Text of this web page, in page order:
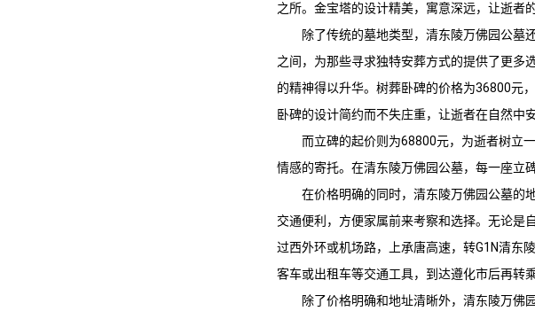
之所。金宝塔的设计精美，寓意深远，让逝者
除了传统的墓地类型， 清东陵万佛园公墓
之间，为那些寻求独特安葬方式的提供了更多
的精神得以升华。树葬卧碑的价格为36800元
卧碑的设计简约而不失庄重，让逝者在自然中
而立碑的起价则为68800元，为逝者树立
情感的寄托。在清东陵万佛园公墓，每一座立
在价格明确的同时， 清东陵万佛园公墓的
交通便利，方便家属前来考察和选择。无论是
过西外环或机场路，上承唐高速，转G1N清东
客车或出租车等交通工具，到达遵化市后再转
除了价格明确和地址清晰外， 清东陵万佛园